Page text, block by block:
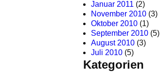
Januar 2011 (2)
November 2010 (3)
Oktober 2010 (1)
September 2010 (5)
August 2010 (3)
Juli 2010 (5)
Kategorien